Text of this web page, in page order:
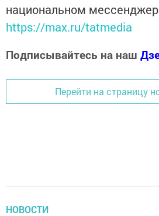
национальном
https://max.ru/tatmedia
Подписывайтесь на наш
Перейти на страницу
НОВОСТИ